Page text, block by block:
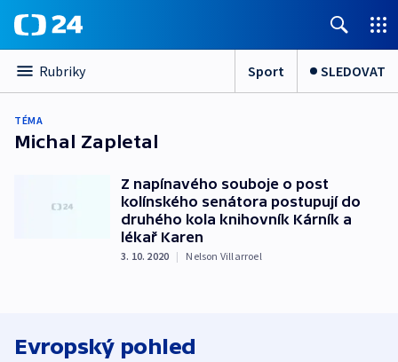
Rubriky Sport SLEDOVAT
TÉMA
Michal Zapletal
Z napínavého souboje o post
kolínského senátora postupují do
druhého kola knihovník Kárník a
lékař Karen
3. 10. 2020 | Nelson Villarroel
Evropský pohled